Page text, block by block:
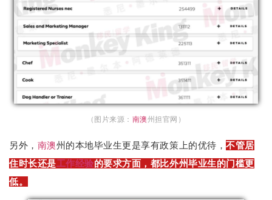
（图片来源： 南澳州担官网）
另外， 南澳州的本地毕业生更是享有政策上的优待，不管居
住时长还是工作经验的要求方面，都比外州毕业生的门槛更
低。